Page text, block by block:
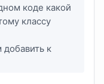
коде какой
классу
к